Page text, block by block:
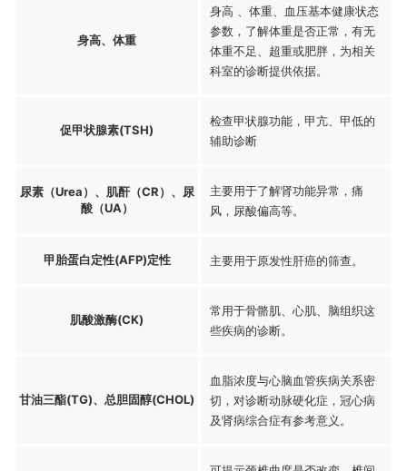
身高、体重
身高 、体重、血压基本健康状态
参数，了解体重是否正常，有无
体重不足、超重或肥胖，为相关
科室的诊断提供依据。
促甲状腺素(TSH)
检查甲状腺功能，甲亢、甲低的
辅助诊断
尿素（Urea）、肌酐（CR）、尿
酸（UA）
主要用于了解肾功能异常，痛
风，尿酸偏高等。
甲胎蛋白定性(AFP)定性 主要用于原发性肝癌的筛查。
肌酸激酶(CK)
常用于骨骼肌、心肌、脑组织这
些疾病的诊断。
甘油三酯(TG)、总胆固醇(CHOL)
血脂浓度与心脑血管疾病关系密
切，对诊断动脉硬化症，冠心病
及肾病综合症有参考意义。